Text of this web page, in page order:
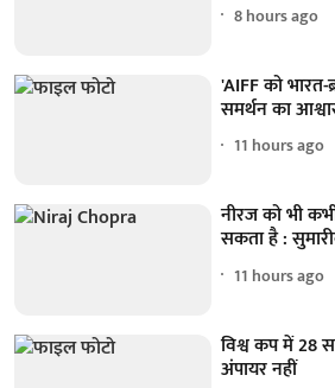
8 hours ago
'AIFF को
समर्थन का
11 hours ago
नीरज को भी
सकता है :
11 hours ago
विश्व कप में 28
अंपायर नहीं